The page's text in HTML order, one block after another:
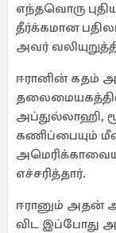
எந்தவொரு
தீர்க்கமான
அவர்
ஈரானின் கதம்
அப்துல்லாஹி,
கணிப்பையும்
எச்சரித்தார்.
ஈரானும் அதன்
விட இப்போது